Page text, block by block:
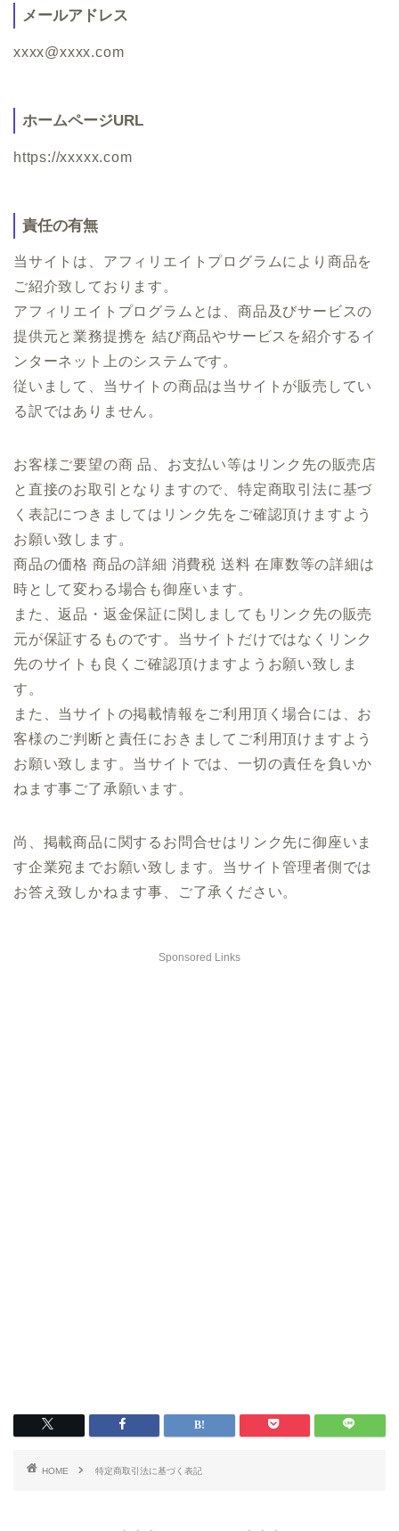
メールアドレス
xxxx@xxxx.com
ホームページURL
https://xxxxx.com
責任の有無
当サイトは、アフィリエイトプログラムにより商品を
ご紹介致しております。
アフィリエイトプログラムとは、商品及びサービスの
提供元と業務提携を 結び商品やサービスを紹介するイ
ンターネット上のシステムです。
従いまして、当サイトの商品は当サイトが販売してい
る訳ではありません。
お客様ご要望の商 品、お支払い等はリンク先の販売店
と直接のお取引となりますので、特定商取引法に基づ
く表記につきましてはリンク先をご確認頂けますよう
お願い致します。
商品の価格 商品の詳細 消費税 送料 在庫数等の詳細は
時として変わる場合も御座います。
また、返品・返金保証に関しましてもリンク先の販売
元が保証するものです。当サイトだけではなくリンク
先のサイトも良くご確認頂けますようお願い致しま
す。
また、当サイトの掲載情報をご利用頂く場合には、お
客様のご判断と責任におきましてご利用頂けますよう
お願い致します。当サイトでは、一切の責任を負いか
ねます事ご了承願います。
尚、掲載商品に関するお問合せはリンク先に御座いま
す企業宛までお願い致します。当サイト管理者側では
お答え致しかねます事、ご了承ください。
Sponsored Links
HOME 特定商取引法に基づく表記